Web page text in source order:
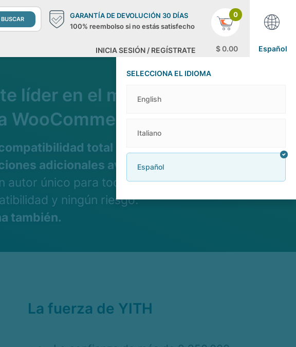
GARANTÍA DE DEVOLUCIÓN 30 DÍAS
100% reembolso si no estás satisfecho
INICIA SESIÓN / REGÍSTRATE
0
$0.00 Español
SELECCIONA EL IDIOMA
English
Italiano
Español
líder en el mundo
total entre todos
adicionales avanzadas
autor único para todos los
y ningún riesgo.
también.
La fuerza de YITH